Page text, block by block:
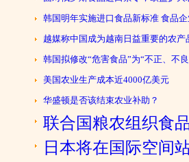
韩国明年实施进口食品新标准 食品
越媒称中国成为越南日益重要的农产
韩国拟修改“危害食品”为“不正、不
美国农业生产成本近4000亿美元
华盛顿是否该结束农业补助？
联合国粮农组织食
日本将在国际空间